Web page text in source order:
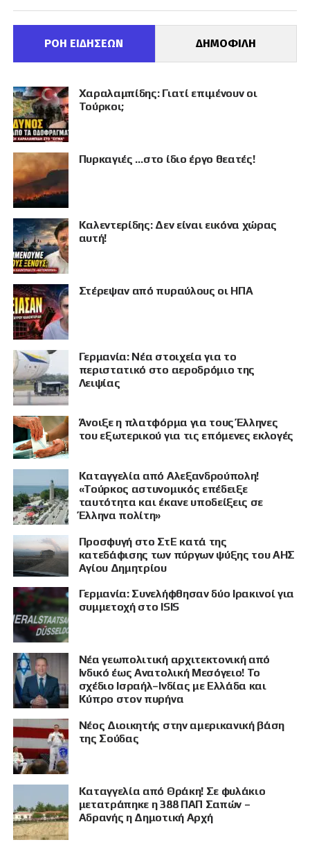
ΠΡΟΒΟΛΗ
ΡΟΗ ΕΙΔΗΣΕΩΝ ΔΗΜΟΦΙΛΗ
Χαραλαμπίδης: Γιατί επιμένουν οι
Τούρκοι;
Πυρκαγιές …στο ίδιο έργο θεατές!
Καλεντερίδης: Δεν είναι εικόνα χώρας
αυτή!
Στέρεψαν από πυραύλους οι ΗΠΑ
Γερμανία: Νέα στοιχεία για το
περιστατικό στο αεροδρόμιο της
Λειψίας
Άνοιξε η πλατφόρμα για τους Έλληνες
του εξωτερικού για τις επόμενες εκλογές
Καταγγελία από Αλεξανδρούπολη!
«Τούρκος αστυνομικός επέδειξε
ταυτότητα και έκανε υποδείξεις σε
Έλληνα πολίτη»
Προσφυγή στο ΣτΕ κατά της
κατεδάφισης των πύργων ψύξης του ΑΗΣ
Αγίου Δημητρίου
Γερμανία: Συνελήφθησαν δύο Ιρακινοί για
συμμετοχή στο ISIS
Νέα γεωπολιτική αρχιτεκτονική από
Ινδικό έως Ανατολική Μεσόγειο! Το
σχέδιο Ισραήλ–Ινδίας με Ελλάδα και
Κύπρο στον πυρήνα
Νέος Διοικητής στην αμερικανική βάση
της Σούδας
Καταγγελία από Θράκη! Σε φυλάκιο
μετατράπηκε η 388 ΠΑΠ Σαπών –
Αδρανής η Δημοτική Αρχή